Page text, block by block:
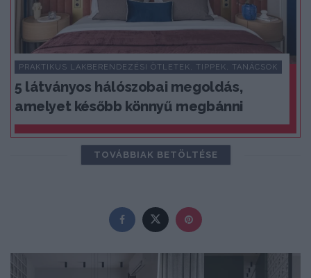
PRAKTIKUS LAKBERENDEZÉSI ÖTLETEK, TIPPEK, TANÁCSOK
5 látványos hálószobai megoldás,
amelyet később könnyű megbánni
TOVÁBBIAK BETÖLTÉSE